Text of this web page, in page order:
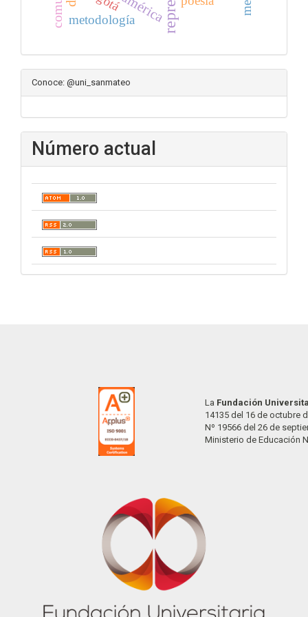
metodología
Conoce: @uni_sanmateo
Número actual
La Fundación
14135 del 16 de octubre
Nº 19566 del 26 de
Ministerio de Educación